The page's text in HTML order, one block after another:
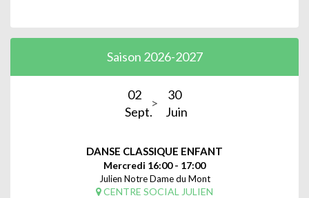
Saison 2026-2027
02
Sept.
30
Juin
DANSE CLASSIQUE ENFANT
Mercredi 16:00 - 17:00
Julien Notre Dame du Mont
CENTRE SOCIAL JULIEN